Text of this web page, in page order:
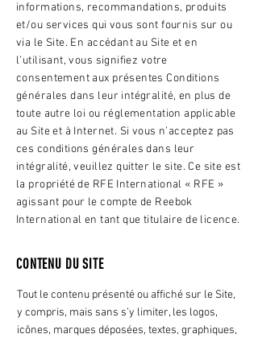
informations, recommandations, produits
et/ou services qui vous sont fournis sur ou
via le Site. En accédant au Site et en
l’utilisant, vous signifiez votre
consentement aux présentes Conditions
générales dans leur intégralité, en plus de
toute autre loi ou réglementation applicable
au Site et à Internet. Si vous n’acceptez pas
ces conditions générales dans leur
intégralité, veuillez quitter le site. Ce site est
la propriété de RFE International « RFE »
agissant pour le compte de Reebok
International en tant que titulaire de licence.
CONTENU DU SITE
Tout le contenu présenté ou affiché sur le Site,
y compris, mais sans s’y limiter, les logos,
icônes, marques déposées, textes, graphiques,